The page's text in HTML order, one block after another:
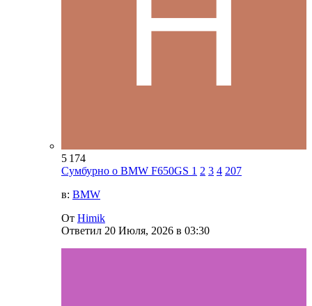
5 174
Сумбурно о BMW F650GS 1 2 3 4 207
в: BMW
От Himik
Ответил 20 Июля, 2026 в 03:30